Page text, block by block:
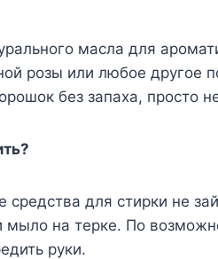
масла для
розы или любое другое
без запаха, просто
средства для стирки не
мыло на терке. По
руки.